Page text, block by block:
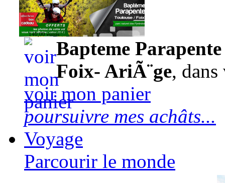
140,00 euros
Bapteme
Foix- AriÃ¨ge,
voir mon panier
poursuivre mes achâts...
Voyage
Parcourir le monde